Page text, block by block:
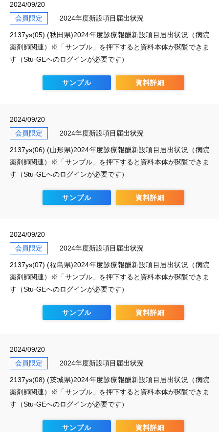
2024/09/20
会員限定
2024年度新設項目届出状況
2137ys(05) (秋田県)2024年度診療報酬新設項目届出状況（病院
薬剤師関連）※「サンプル」を押下すると資料本体が閲覧できま
す（Stu-GEへのログインが必要です）
サンプル 資料詳細
2024/09/20
会員限定
2024年度新設項目届出状況
2137ys(06) (山形県)2024年度診療報酬新設項目届出状況（病院
薬剤師関連）※「サンプル」を押下すると資料本体が閲覧できま
す（Stu-GEへのログインが必要です）
サンプル 資料詳細
2024/09/20
会員限定
2024年度新設項目届出状況
2137ys(07) (福島県)2024年度診療報酬新設項目届出状況（病院
薬剤師関連）※「サンプル」を押下すると資料本体が閲覧できま
す（Stu-GEへのログインが必要です）
サンプル 資料詳細
2024/09/20
会員限定
2024年度新設項目届出状況
2137ys(08) (茨城県)2024年度診療報酬新設項目届出状況（病院
薬剤師関連）※「サンプル」を押下すると資料本体が閲覧できま
す（Stu-GEへのログインが必要です）
サンプル 資料詳細